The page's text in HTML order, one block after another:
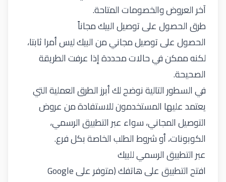
آخر العروض والخصومات المتاحة.
طرق الحصول على توصيل البيك مجاناً
الحصول على توصيل مجاني من البيك ليس أمرا ثابتا،
لكنه ممكن في حالات محددة إذا عرفت الطريقة
الصحيحة.
في السطور التالية نوضح لك أبرز الطرق العملية التي
يعتمد عليها المستخدمون للاستفادة من عروض
التوصيل المجاني، سواء عبر التطبيق الرسمي،
الكوبونات، أو شروط الطلب الخاصة بكل فرع.
عبر التطبيق الرسمي للبيك
افتح التطبيق على هاتفك (متوفر على Google